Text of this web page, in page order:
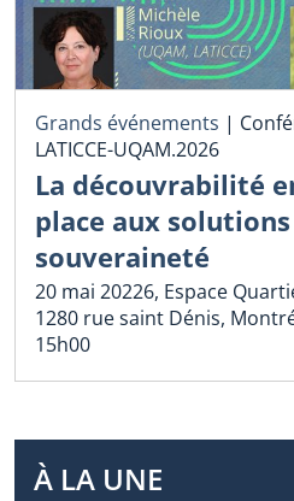
Grands événements |
LATICCE-UQAM.2026
La découvrabilité
place aux
souveraineté
20 mai 20226, Espace
1280 rue saint Dénis,
15h00
À LA UNE